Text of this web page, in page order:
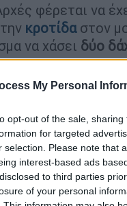
My Personal
opt-out of the sale,
for targeted
selection. Please note that
interest-based ads
to third parties
of your personal
φέρεται να
κροτίδα στον
να χάσει δύο
καταθέσει ο
του